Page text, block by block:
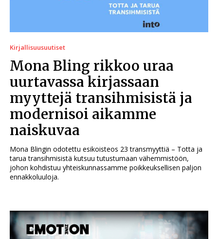
Kirjallisuusuutiset
Mona Bling rikkoo uraa
uurtavassa kirjassaan
myyttejä transihmisistä ja
modernisoi aikamme
naiskuvaa
Mona Blingin odotettu esikoisteos 23 transmyyttiä – Totta ja
tarua transihmisistä kutsuu tutustumaan vähemmistöön,
johon kohdistuu yhteiskunnassamme poikkeuksellisen paljon
ennakkoluuloja.